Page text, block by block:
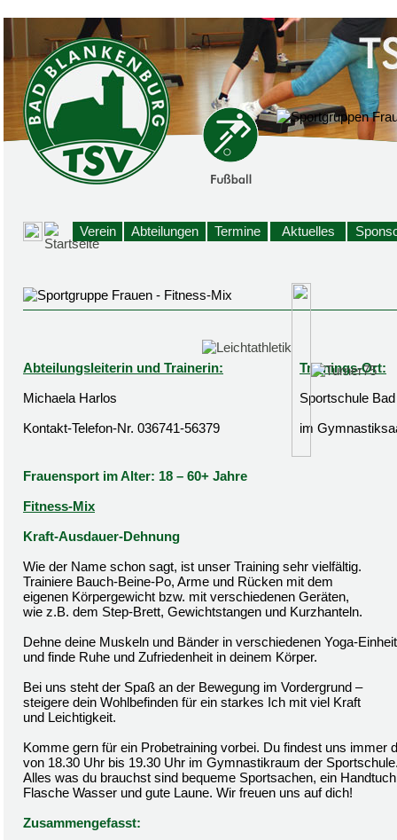
Verein Abteilungen Termine Aktuelles
Abteilungsleiterin und Trainerin:
Michaela Harlos
Kontakt-Telefon-Nr. 036741-56379
Trainings-Ort:
Sportschule
im
Frauensport im Alter: 18 – 60+ Jahre
Fitness-Mix
Kraft-Ausdauer-Dehnung
Wie der Name schon sagt, ist unser Training sehr vielfältig.
Trainiere Bauch-Beine-Po, Arme und Rücken mit dem
eigenen Körpergewicht bzw. mit verschiedenen Geräten,
wie z.B. dem Step-Brett, Gewichtstangen und Kurzhanteln.
Dehne deine Muskeln und Bänder in verschiedenen Yoga-
und finde Ruhe und Zufriedenheit in deinem Körper.
Bei uns steht der Spaß an der Bewegung im Vordergrund –
steigere dein Wohlbefinden für ein starkes Ich mit viel Kraft
und Leichtigkeit.
Komme gern für ein Probetraining vorbei. Du findest uns immer
von 18.30 Uhr bis 19.30 Uhr im Gymnastikraum der
Alles was du brauchst sind bequeme Sportsachen, ein
Flasche Wasser und gute Laune. Wir freuen uns auf dich!
Zusammengefasst: